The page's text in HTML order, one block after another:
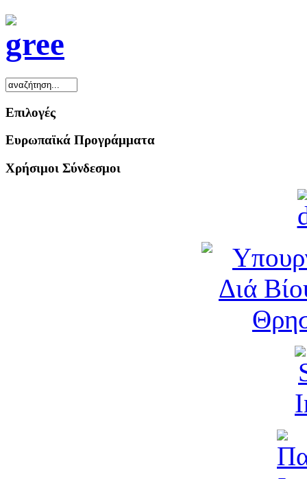
Επιλογές
Ευρωπαϊκά Προγράμματα
Χρήσιμοι Σύνδεσμοι